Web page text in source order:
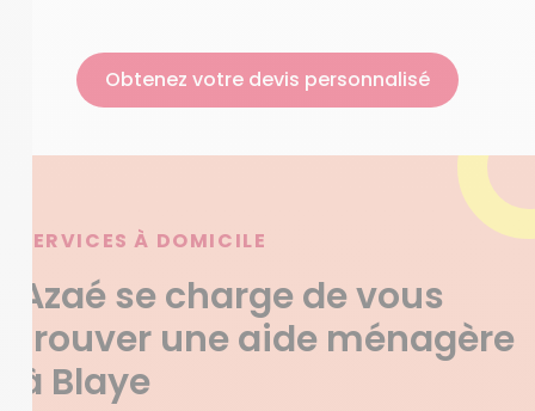
Obtenez votre devis personnalisé
SERVICES À DOMICILE
Azaé se charge de vous
trouver une aide ménagère
à Blaye